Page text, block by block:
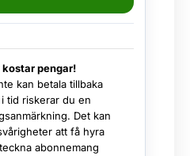
pengar!
kan betala tillbaka
tid riskerar du en
Det kan
att få hyra
abonnemang